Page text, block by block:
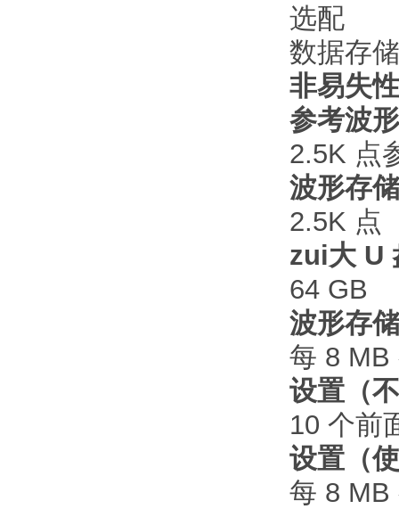
选配
数据存储
非易失
参考波
2.5K 点
波形存
2.5K 点
zui大 U
64 GB
波形存
每 8 MB
设置（
10 个前
设置（
每 8 MB